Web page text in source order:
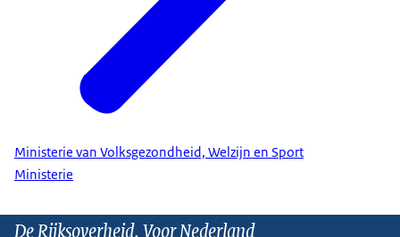
Ministerie van Volksgezondheid, Welzijn en Sport
Ministerie
De Rijksoverheid. Voor Nederland